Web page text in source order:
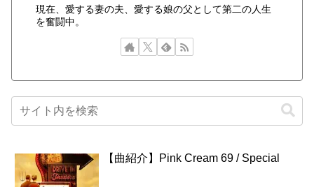
現在、愛する妻の夫、愛する娘の父として第二の人生
を奮闘中。
【曲紹介】Pink Cream 69 / Special